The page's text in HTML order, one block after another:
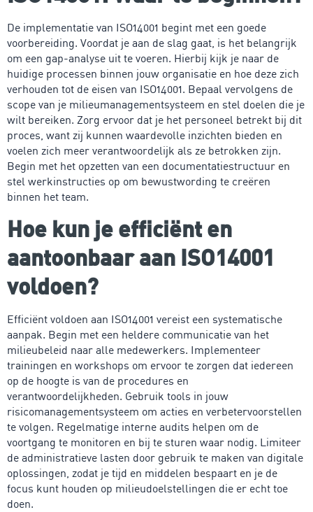
De implementatie van ISO14001 begint met een goede
voorbereiding. Voordat je aan de slag gaat, is het belangrijk
om een gap-analyse uit te voeren. Hierbij kijk je naar de
huidige processen binnen jouw organisatie en hoe deze zich
verhouden tot de eisen van ISO14001. Bepaal vervolgens de
scope van je milieumanagementsysteem en stel doelen die je
wilt bereiken. Zorg ervoor dat je het personeel betrekt bij dit
proces, want zij kunnen waardevolle inzichten bieden en
voelen zich meer verantwoordelijk als ze betrokken zijn.
Begin met het opzetten van een documentatiestructuur en
stel werkinstructies op om bewustwording te creëren
binnen het team.
Hoe kun je efficiënt en
aantoonbaar aan ISO14001
voldoen?
Efficiënt voldoen aan ISO14001 vereist een systematische
aanpak. Begin met een heldere communicatie van het
milieubeleid naar alle medewerkers. Implementeer
trainingen en workshops om ervoor te zorgen dat iedereen
op de hoogte is van de procedures en
verantwoordelijkheden. Gebruik tools in jouw
risicomanagementsysteem om acties en verbetervoorstellen
te volgen. Regelmatige interne audits helpen om de
voortgang te monitoren en bij te sturen waar nodig. Limiteer
de administratieve lasten door gebruik te maken van digitale
oplossingen, zodat je tijd en middelen bespaart en je de
focus kunt houden op milieudoelstellingen die er echt toe
doen.